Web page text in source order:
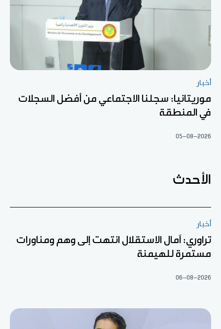
أخبار
موريتانيا: سجلنا الاجتماعي من أفضل السجلات
في المنطقة
05-08-2026
الأحدث
أخبار
تراوري: آمال الاستقلال انتهت إلى وهم ومناورات
مستمرة للهيمنة
06-08-2026